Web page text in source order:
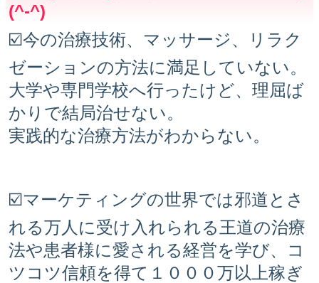
(^-^)
☑️今の治療技術、マッサージ、リラク
ゼーションの方法に満足していない。
大学や専門学校へ行ったけど、理屈ば
かりで結局治せない。
実践的な治療方法がわからない。
☑️マーケティングの世界では邪道とさ
れる万人に受け入れられる王道の治療
法や患者様に愛される経営を学び、コ
ツコツ信頼を得て１０００万以上稼ぎ